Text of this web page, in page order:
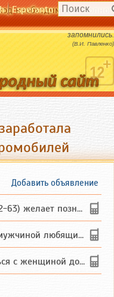
необходим для
Esperanto
те дни, что прошли, а те, что
запомнились.
(В.И. Павленко)
Добавить объявление
одиноким, добродушным, без вредных ...
и петь на родном чувашском языке
или русской национальности дл...